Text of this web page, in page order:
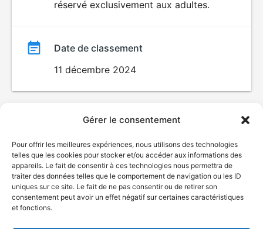
Gérer le consentement
Pour offrir les meilleures expériences, nous utilisons des technologies
telles que les cookies pour stocker et/ou accéder aux informations des
appareils. Le fait de consentir à ces technologies nous permettra de
traiter des données telles que le comportement de navigation ou les ID
uniques sur ce site. Le fait de ne pas consentir ou de retirer son
consentement peut avoir un effet négatif sur certaines caractéristiques
et fonctions.
réservé exclusivement aux adultes.
Date de classement
11 décembre 2024